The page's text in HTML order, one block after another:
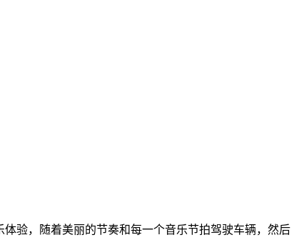
验，随着美丽的节奏和每一个音乐节拍驾驶车辆，然后